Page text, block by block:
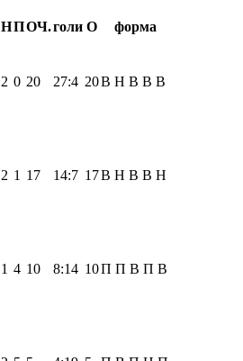
НПОЧ.голи О форма
2 0 20 27:4 20В Н В В В
2 1 17 14:7 17В Н В В Н
1 4 10 8:14 10П П В П В